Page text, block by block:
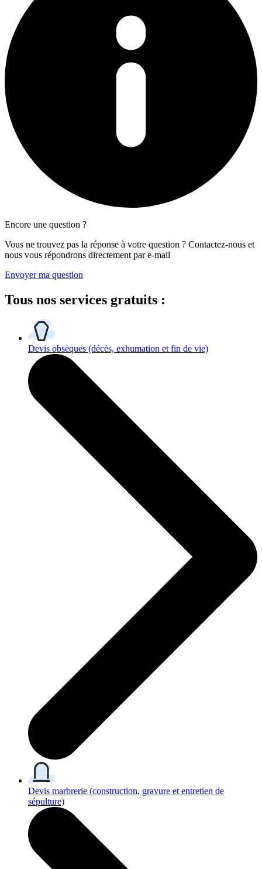
Encore une question ?
Vous ne trouvez pas la réponse à votre question ? Contactez-nous et
nous vous répondrons directement par e-mail
Envoyer ma question
Tous nos services gratuits :
Devis obsèques (décès, exhumation et fin de vie)
Devis marbrerie (construction, gravure et entretien de
sépulture)